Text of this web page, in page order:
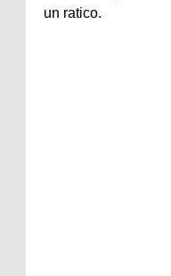
un ratico.